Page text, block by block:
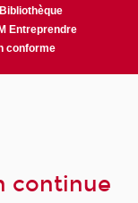
Bibliothèque
Entreprendre
conforme
continue